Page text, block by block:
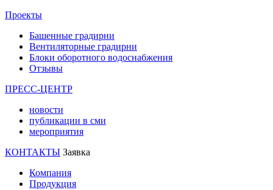
Проекты
Башенные градирни
Вентиляторные градирни
Блоки оборотного водоснабжения
Отзывы
ПРЕСС-ЦЕНТР
новости
публикации в сми
мероприятия
КОНТАКТЫ Заявка
Компания
Продукция